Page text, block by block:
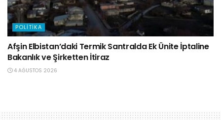
POLITIKA
Afşin Elbistan’daki Termik Santralda Ek Ünite İptaline
Bakanlık ve Şirketten İtiraz
4 AĞUSTOS 2026